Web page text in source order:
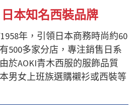
日本知名西裝品牌
年，引領日本商務時尚約60
500多家分店，專注銷售日系
由於AOKI青木西服的服飾品質
男女上班族選購襯衫或西裝等